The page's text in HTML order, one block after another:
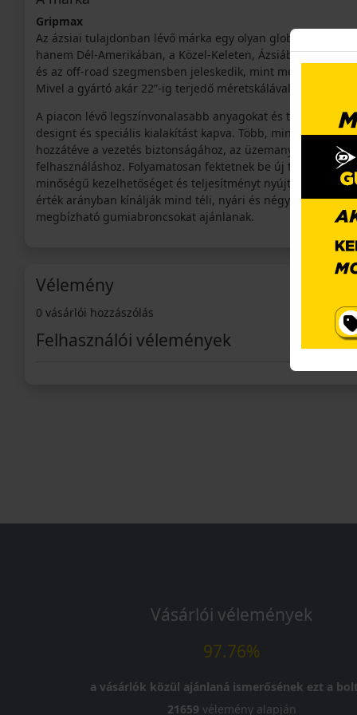
Gripmax
Az ázsiai tulajdonban lévő márka egy olyan globális
hanem Dél-Amerikában, a Közel-Keleten, Ázsiában és
és az off-road szegmensben jeleskedik, mint megfizethető
Mivel a gyártó akár 22”-ig terjedő méretskálával
A piacon lévő legszínvonalasabb anyagokat és
designt és speciális kialakítást kapva. Több, mint 200
hozzátéve a vezetés biztonságához, az üzemanyag- és
felhasználáshoz. Folyamatosan fektetnek be új
minőségű kezelhetőséget és teljesítményt nyújthassák.
érték arányban kínálják mind téli, nyári és négy évszakos
megbízható gumiabroncsokat ajánlanak.
Vélemény
0 vásárlói hozzászólás
Felhasználói vélemények
Vásárlói vélemények
97.76%
a vásárlók közül ajánlaná ismerősének ezt a
21659 vélemény alapján